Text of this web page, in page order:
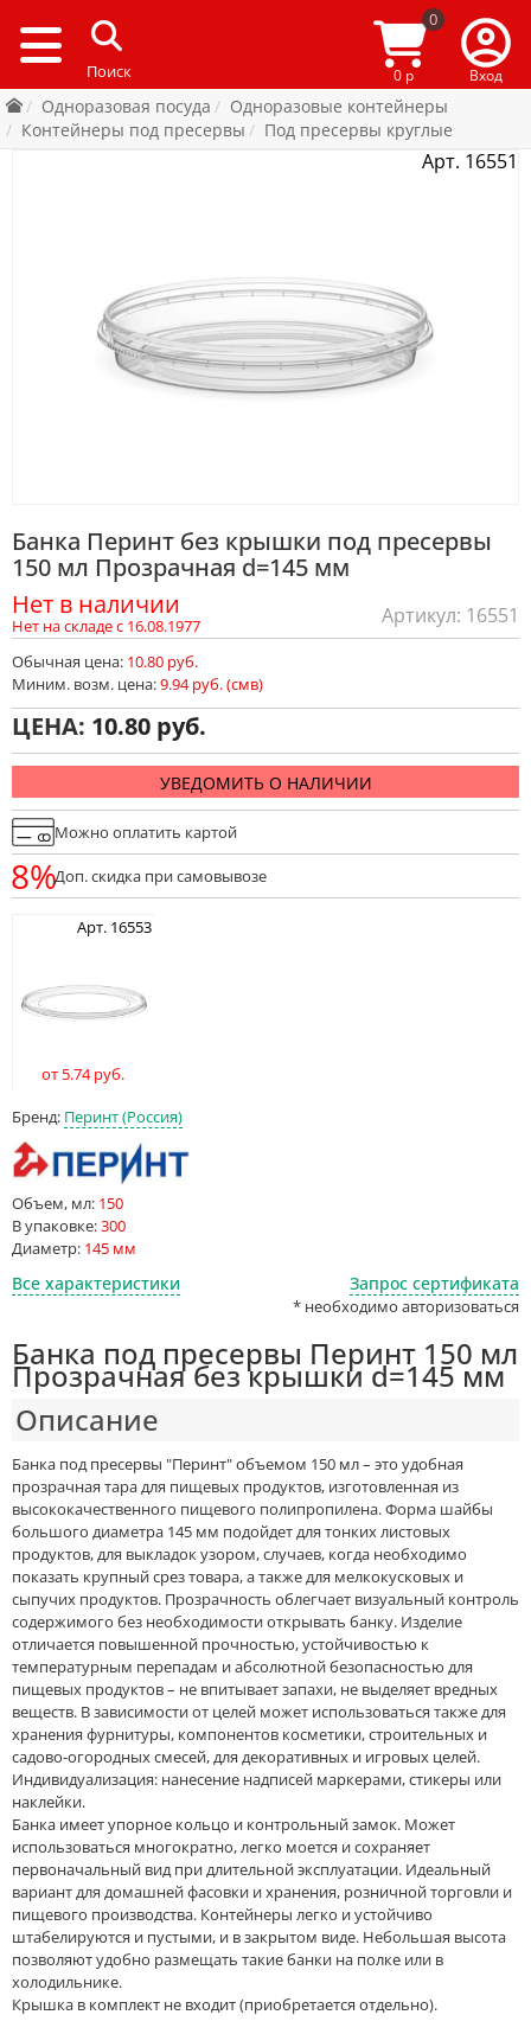
0
0 р Вход
Одноразовая посуда
Одноразовые контейнеры
Контейнеры под пресервы
Под пресервы круглые
Арт. 16551
Банка Перинт без крышки под пресервы
150 мл Прозрачная d=145 мм
Нет в наличии
Нет на складе с 16.08.1977 Артикул: 16551
Обычная цена: 10.80 руб.
Миним. возм. цена:9.94 руб. (смв)
ЦЕНА: 10.80
УВЕДОМИТЬ О НАЛИЧИИ
Можно оплатить картой
8%Доп. скидка при самовывозе
Бренд: Перинт (Россия)
Объем, мл: 150
В упаковке:300
Диаметр: 145 мм
Все характеристики Запрос сертификата
* необходимо авторизоваться
Арт. 16553
от 5.74 руб.
Банка под пресервы Перинт 150 мл
Прозрачная без крышки d=145 мм
Описание
Банка под пресервы "Перинт" объемом 150 мл – это удобная
прозрачная тара для пищевых продуктов, изготовленная из
высококачественного пищевого полипропилена. Форма шайбы
большого диаметра 145 мм подойдет для тонких листовых
продуктов, для выкладок узором, случаев, когда необходимо
показать крупный срез товара, а также для мелкокусковых и
сыпучих продуктов. Прозрачность облегчает визуальный контроль
содержимого без необходимости открывать банку. Изделие
отличается повышенной прочностью, устойчивостью к
температурным перепадам и абсолютной безопасностью для
пищевых продуктов – не впитывает запахи, не выделяет вредных
веществ. В зависимости от целей может использоваться также для
хранения фурнитуры, компонентов косметики, строительных и
садово-огородных смесей, для декоративных и игровых целей.
Индивидуализация: нанесение надписей маркерами, стикеры или
наклейки.
Банка имеет упорное кольцо и контрольный замок. Может
использоваться многократно, легко моется и сохраняет
первоначальный вид при длительной эксплуатации. Идеальный
вариант для домашней фасовки и хранения, розничной торговли и
пищевого производства. Контейнеры легко и устойчиво
штабелируются и пустыми, и в закрытом виде. Небольшая высота
позволяют удобно размещать такие банки на полке или в
холодильнике.
Крышка в комплект не входит (приобретается отдельно).